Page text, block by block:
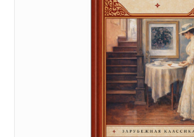
61_Traktir Jamajka
63_Traktir Jamajka
64_Traktir Jamajka
65_Traktir Jamajka
66_Traktir Jamajka